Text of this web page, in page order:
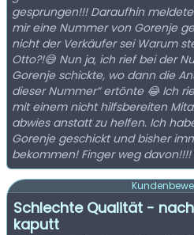
gesprungen!!! Daraufhin
mir eine Nummer von Gorenje
nicht der Verkäufer sei Warum
Otto?!😅 Nun ja, ich rief bei der
Gorenje schickte, wo dann die
dieser Nummer” ertönte 😂 Ich
mit einem nicht hilfsbereiten
abwies anstatt zu helfen. Ich
Gorenje geschickt und bisher
bekommen! Finger weg davon!!!!
Schlechte Qualität -
kaputt